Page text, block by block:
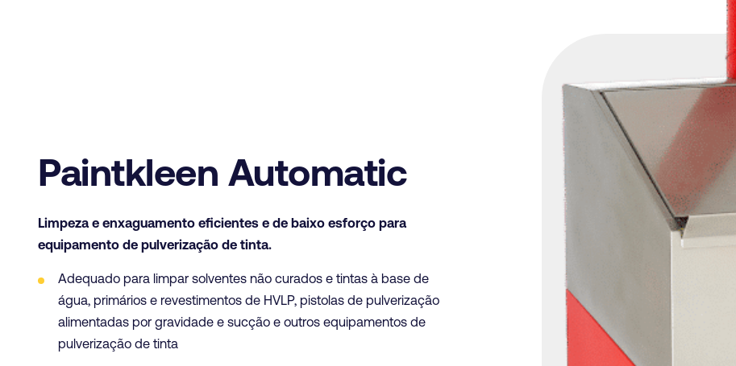
Paintkleen Automatic
Limpeza e enxaguamento eficientes e de baixo esforço para
equipamento de pulverização de tinta.
Adequado para limpar solventes não curados e tintas à base de
água, primários e revestimentos de HVLP, pistolas de pulverização
alimentadas por gravidade e sucção e outros equipamentos de
pulverização de tinta